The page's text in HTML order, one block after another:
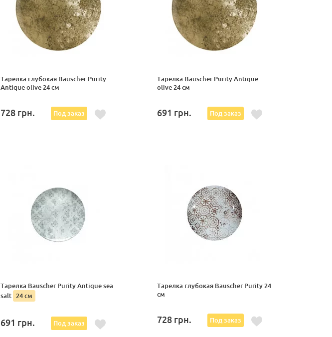
Тарелка глубокая Bauscher Purity
Antique olive 24 см
728 грн. Под заказ
Тарелка Bauscher Purity Antique
olive 24 см
691 грн. Под заказ
Тарелка Bauscher Purity Antique sea
salt 24 см
691 грн. Под заказ
Тарелка глубокая Bauscher Purity 24
см
728 грн. Под заказ